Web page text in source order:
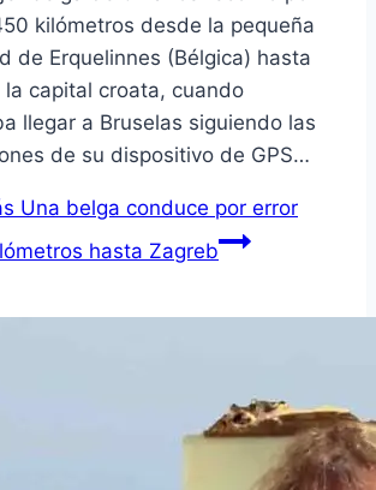
kilómetros desde la pequeña
de Erquelinnes (Bélgica) hasta
la capital croata, cuando
llegar a Bruselas siguiendo las
de su dispositivo de GPS…
Una belga conduce por error
hasta Zagreb